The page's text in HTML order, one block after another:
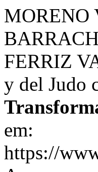
FERRIZ
y del Judo
em:
https://